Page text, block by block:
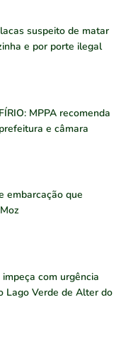
suspeito de matar
e por porte ilegal
MPPA recomenda
e câmara
embarcação que
com urgência
Lago Verde de Alter do